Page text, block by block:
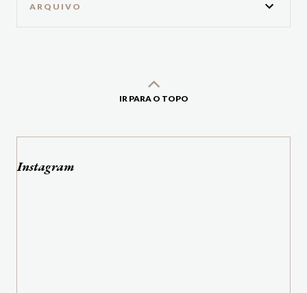
ARQUIVO
IR PARA O TOPO
Instagram